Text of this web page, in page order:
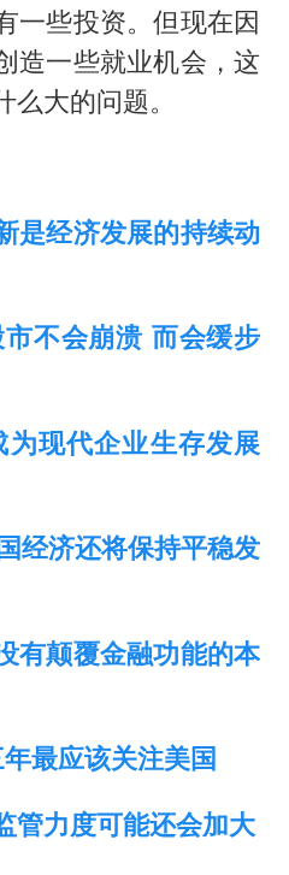
一些投资。但现在因
造一些就业机会，这
大的问题。
是经济发展的持续动
不会崩溃 而会缓步
现代企业生存发展
经济还将保持平稳发
有颠覆金融功能的本
最应该关注美国
管力度可能还会加大